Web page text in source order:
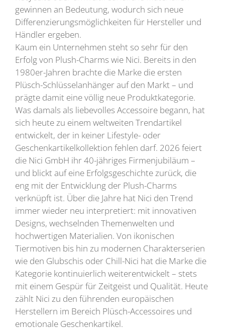
gewinnen an Bedeutung, wodurch sich neue
Differenzierungsmöglichkeiten für Hersteller und
Händler ergeben.
Kaum ein Unternehmen steht so sehr für den
Erfolg von Plush-Charms wie Nici. Bereits in den
1980er-Jahren brachte die Marke die ersten
Plüsch-Schlüsselanhänger auf den Markt – und
prägte damit eine völlig neue Produktkategorie.
Was damals als liebevolles Accessoire begann, hat
sich heute zu einem weltweiten Trendartikel
entwickelt, der in keiner Lifestyle- oder
Geschenkartikelkollektion fehlen darf. 2026 feiert
die Nici GmbH ihr 40-jähriges Firmenjubiläum –
und blickt auf eine Erfolgsgeschichte zurück, die
eng mit der Entwicklung der Plush-Charms
verknüpft ist. Über die Jahre hat Nici den Trend
immer wieder neu interpretiert: mit innovativen
Designs, wechselnden Themenwelten und
hochwertigen Materialien. Von ikonischen
Tiermotiven bis hin zu modernen Charakterserien
wie den Glubschis oder Chill-Nici hat die Marke die
Kategorie kontinuierlich weiterentwickelt – stets
mit einem Gespür für Zeitgeist und Qualität. Heute
zählt Nici zu den führenden europäischen
Herstellern im Bereich Plüsch-Accessoires und
emotionale Geschenkartikel.